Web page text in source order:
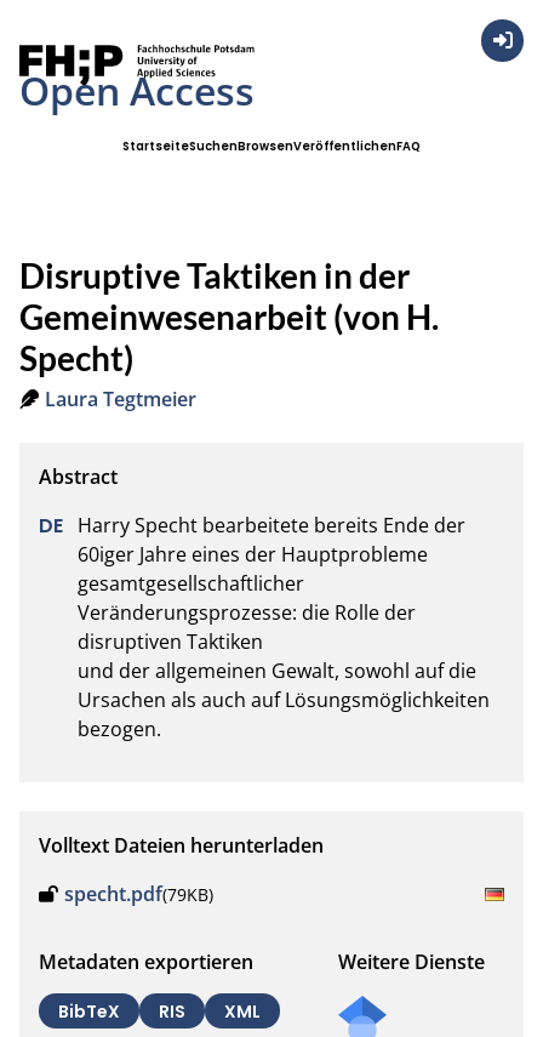
Open Access
StartseiteSuchenBrowsenVeröffentlichenFAQ
Disruptive Taktiken in der
Gemeinwesenarbeit (von H.
Specht)
Laura Tegtmeier
Harry Specht bearbeitete bereits Ende der
60iger Jahre eines der Hauptprobleme
gesamtgesellschaftlicher
Veränderungsprozesse: die Rolle der
disruptiven Taktiken
und der allgemeinen Gewalt, sowohl auf die
Ursachen als auch auf Lösungsmöglichkeiten
bezogen.
Volltext Dateien herunterladen
specht.pdf(79KB)
Metadaten exportieren
BibTeX RIS XML
Weitere Dienste